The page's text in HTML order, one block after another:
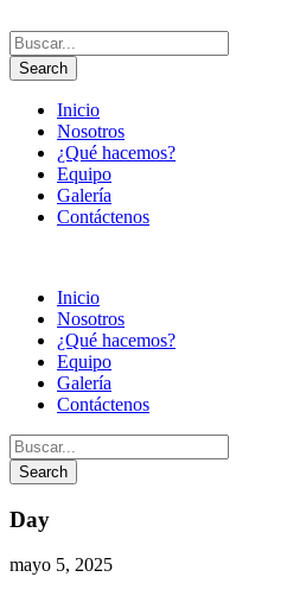
Inicio
Nosotros
¿Qué hacemos?
Equipo
Galería
Contáctenos
Inicio
Nosotros
¿Qué hacemos?
Equipo
Galería
Contáctenos
Day
mayo 5, 2025